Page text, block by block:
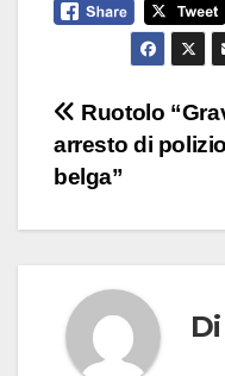
articoli
Ruotolo
arresto di
belga”
Di